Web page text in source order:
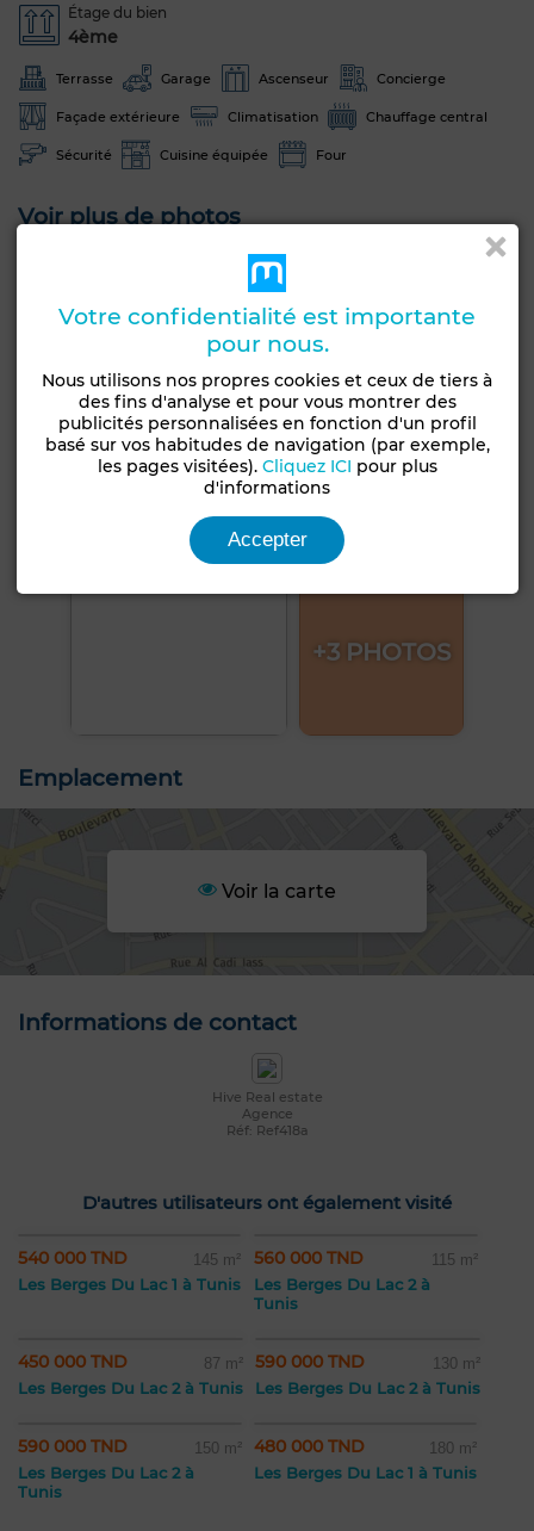
Étage du bien
4ème
Terrasse Garage Ascenseur Concierge
Façade extérieure Climatisation Chauffage central
Sécurité Cuisine équipée Four
Voir plus de photos
+3 PHOTOS
Emplacement
Voir la carte
Informations de contact
Hive Real estate
Agence
Réf: Ref418a
D'autres utilisateurs ont également visité
540 000 TND 145 m²
Les Berges Du Lac 1 à Tunis
560 000 TND 115 m²
Les Berges Du Lac 2 à
Tunis
450 000 TND 87 m²
Les Berges Du Lac 2 à Tunis
590 000 TND 130 m²
Les Berges Du Lac 2 à Tunis
590 000 TND 150 m²
Les Berges Du Lac 2 à
Tunis
480 000 TND 180 m²
Les Berges Du Lac 1 à Tunis
Votre confidentialité est importante
pour nous.
Nous utilisons nos propres cookies et ceux de tiers à
des fins d'analyse et pour vous montrer des
publicités personnalisées en fonction d'un profil
basé sur vos habitudes de navigation (par exemple,
les pages visitées). Cliquez ICI pour plus
d'informations
Accepter